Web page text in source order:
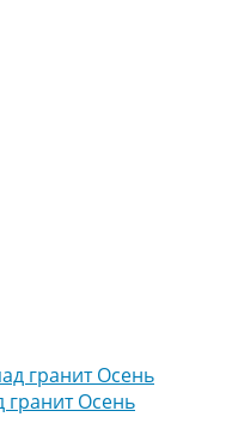
Осень